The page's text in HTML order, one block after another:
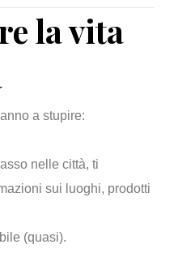
la vita
a stupire:
nelle città, ti
sui luoghi, prodotti
(quasi).